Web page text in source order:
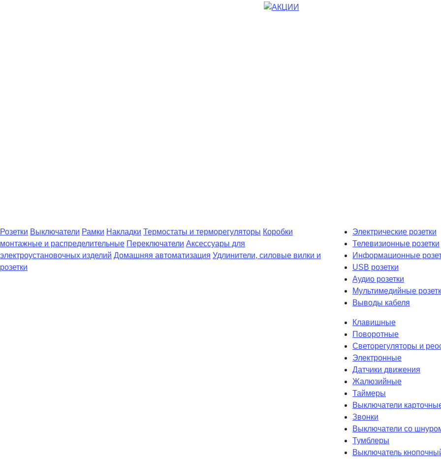
Розетки Выключатели Рамки Накладки Термостаты и терморегуляторы Коробки
монтажные и распределительные Переключатели Аксессуары для
электроустановочных изделий Домашняя автоматизация Удлинители, силовые вилки и
розетки
Электрические розетки
Телевизионные розетки
Информационные
USB розетки
Аудио розетки
Мультимедийные
Выводы кабеля
Клавишные
Поворотные
Светорегуляторы и
Электронные
Датчики движения
Жалюзийные
Таймеры
Выключатели
Звонки
Выключатели со
Тумблеры
Выключатель